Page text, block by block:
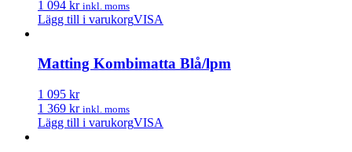
1 094 kr inkl. moms
Lägg till i varukorgVISA
Matting Kombimatta Blå/lpm
1 095 kr
1 369 kr inkl. moms
Lägg till i varukorgVISA